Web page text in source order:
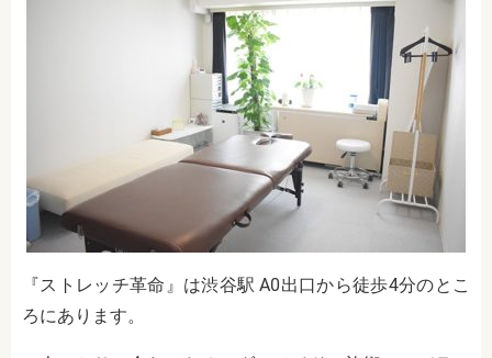
『ストレッチ革命』は渋谷駅 A0出口から徒歩4分のとこ
ろにあります。